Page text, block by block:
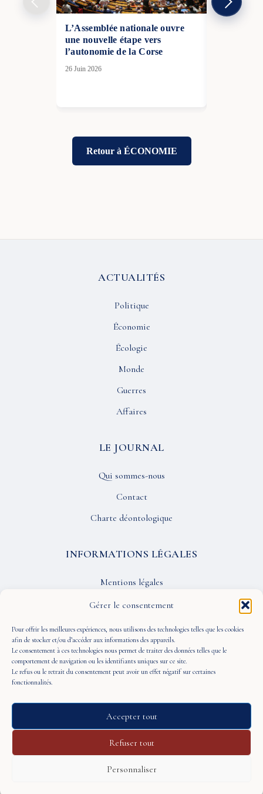
Gérer le consentement
Pour offrir les meilleures expériences, nous utilisons des technologies telles que les cookies
afin de stocker et/ou d’accéder aux informations des appareils.
Le consentement à ces technologies nous permet de traiter des données telles que le
comportement de navigation ou les identifiants uniques sur ce site.
Le refus ou le retrait du consentement peut avoir un effet négatif sur certaines
fonctionnalités.
Accepter tout
Refuser tout
Personnaliser
L’Assemblée nationale ouvre
une nouvelle étape vers
l’autonomie de la Corse
26 Juin 2026
Retour à ÉCONOMIE
ACTUALITÉS
Politique
Économie
Écologie
Monde
Guerres
Affaires
LE JOURNAL
Qui sommes-nous
Contact
Charte déontologique
INFORMATIONS LÉGALES
Mentions légales
Confidentialité
CGU
SUIVEZ-NOUS
© 2026 À Portée de Vue — Tous droits réservés